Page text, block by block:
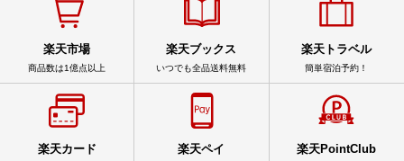
楽天市場
商品数は1億点以上
楽天ブックス
いつでも全品送料無料
楽天トラベル
簡単宿泊予約！
楽天カード 楽天ペイ 楽天PointClub